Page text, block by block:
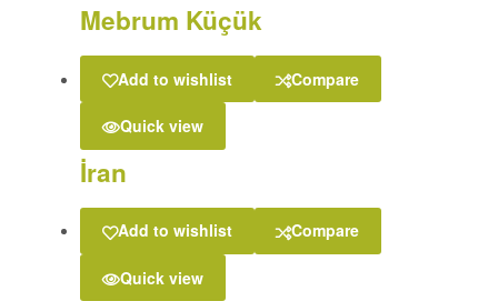
Mebrum Küçük
Add to wishlist Compare
Quick view
İran
Add to wishlist Compare
Quick view